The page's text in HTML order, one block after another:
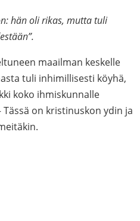
hän oli rikas, mutta tuli
maailman keskelle
tuli inhimillisesti köyhä,
koko ihmiskunnalle
on kristinuskon ydin ja